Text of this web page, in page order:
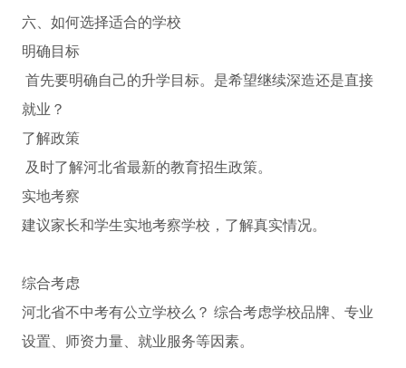
六、如何选择适合的学校
明确目标
首先要明确自己的升学目标。是希望继续深造还是直接
就业？
了解政策
及时了解河北省最新的教育招生政策。
实地考察
建议家长和学生实地考察学校，了解真实情况。
综合考虑
河北省不中考有公立学校么？ 综合考虑学校品牌、专业
设置、师资力量、就业服务等因素。